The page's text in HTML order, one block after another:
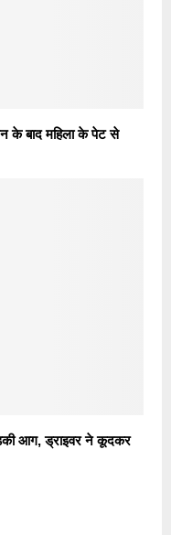
के बाद महिला के पेट से
आग, ड्राइवर ने कूदकर